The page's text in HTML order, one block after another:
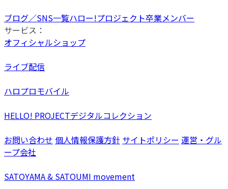
ブログ／SNS一覧ハロー!プロジェクト卒業メンバー
サービス：
オフィシャルショップ
ライブ配信
ハロプロモバイル
HELLO! PROJECTデジタルコレクション
お問い合わせ 個人情報保護方針 サイトポリシー 運営・グル
ープ会社
SATOYAMA & SATOUMI movement